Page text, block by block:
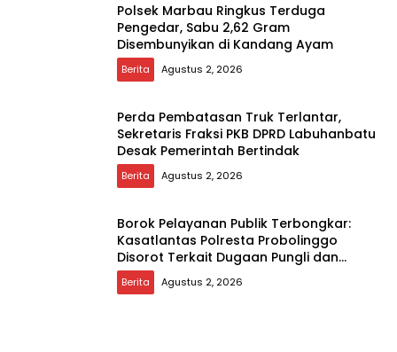
Polsek Marbau Ringkus Terduga
Pengedar, Sabu 2,62 Gram
Disembunyikan di Kandang Ayam
Berita Agustus 2, 2026
Perda Pembatasan Truk Terlantar,
Sekretaris Fraksi PKB DPRD Labuhanbatu
Desak Pemerintah Bertindak
Berita Agustus 2, 2026
Borok Pelayanan Publik Terbongkar:
Kasatlantas Polresta Probolinggo
Disorot Terkait Dugaan Pungli dan
Setoran Rutin
Berita Agustus 2, 2026